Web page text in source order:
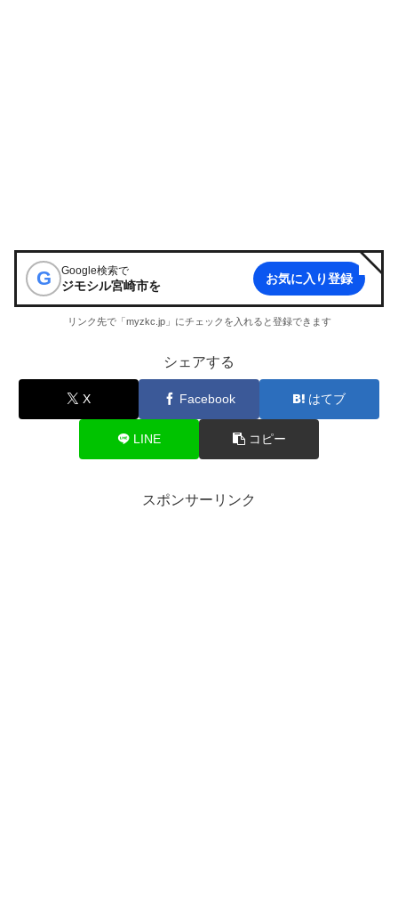
G Google検索で
ジモシル宮崎市を お気に入り登録
リンク先で「myzkc.jp」にチェックを入れると登録できます
シェアする
X Facebook はてブ
LINE コピー
スポンサーリンク